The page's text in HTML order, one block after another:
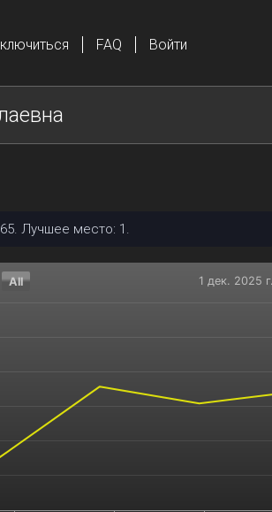
FAQ Войти
65. Лучшее место: 1.
All 1 дек. 2025 г.